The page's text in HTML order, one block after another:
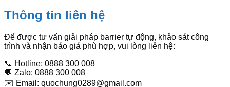
Thông tin liên hệ
Để được tư vấn giải pháp barrier tự động, khảo sát công
trình và nhận báo giá phù hợp, vui lòng liên hệ:
📞 Hotline: 0888 300 008
💬 Zalo: 0888 300 008
✉️ Email: quochung0289@gmail.com